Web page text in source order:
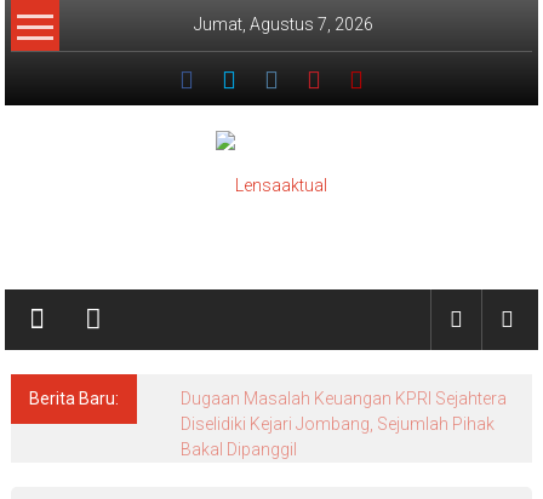
Lompat
ke
Jumat, Agustus 7, 2026
Berita Baru:
Dugaan Masalah Keuangan KPRI Sejahtera
Diselidiki Kejari Jombang, Sejumlah Pihak
Bakal Dipanggil